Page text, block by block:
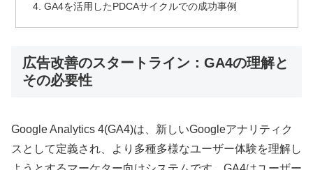
GA4を活用したPDCAサイクルでの成功事例
広告改善のスタートライン：GA4の理解と
その必要性
Google Analytics 4(GA4)は、新しいGoogleアナリティク
スとして定義され、より多種多様なユーザー体験を理解し